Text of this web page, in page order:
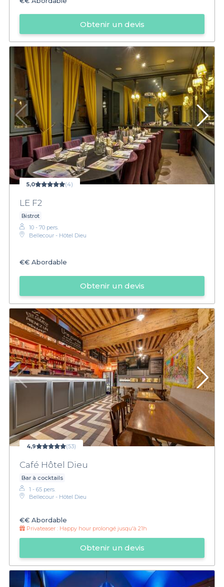
Obtenir un devis
5,0 (4)
LE F2
Bistrot
10 - 70 pers.
Bellecour - Hôtel Dieu
€€ Abordable
Obtenir un devis
4,9 (53)
Café Hôtel Dieu
Bar à cocktails
1 - 65 pers.
Bellecour - Hôtel Dieu
€€ Abordable
Privateaser : Happy hour prolongé jusqu'à 21h
Obtenir un devis